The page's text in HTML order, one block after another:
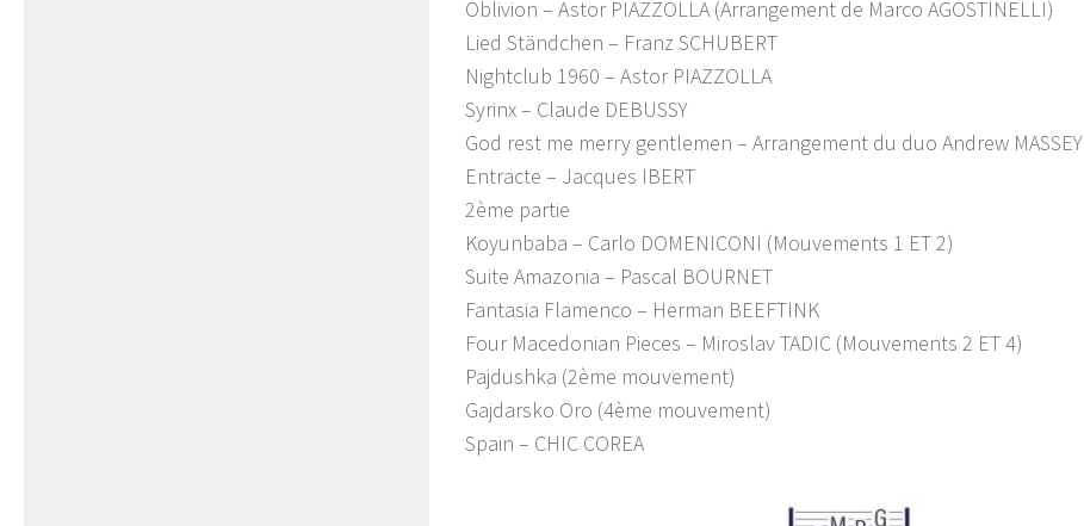
Oblivion – Astor PIAZZOLLA (Arrangement de Marco AGOSTINELLI)
Lied Ständchen – Franz SCHUBERT
Nightclub 1960 – Astor PIAZZOLLA
Syrinx – Claude DEBUSSY
God rest me merry gentlemen – Arrangement du duo Andrew MASSEY
Entracte – Jacques IBERT
2ème partie
Koyunbaba – Carlo DOMENICONI (Mouvements 1 ET 2)
Suite Amazonia – Pascal BOURNET
Fantasia Flamenco – Herman BEEFTINK
Four Macedonian Pieces – Miroslav TADIC (Mouvements 2 ET 4)
Pajdushka (2ème mouvement)
Gajdarsko Oro (4ème mouvement)
Spain – CHIC COREA